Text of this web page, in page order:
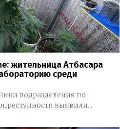
жительница Атбасара
среди
подразделения по
выявили...